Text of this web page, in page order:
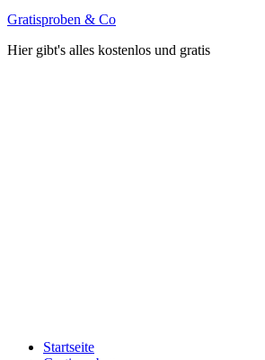
Gratisproben & Co
Hier gibt's alles kostenlos und gratis
Startseite